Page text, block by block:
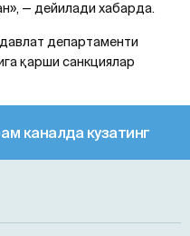
— дейилади хабарда.
департаменти
қарши санкциялар
каналда кузатинг